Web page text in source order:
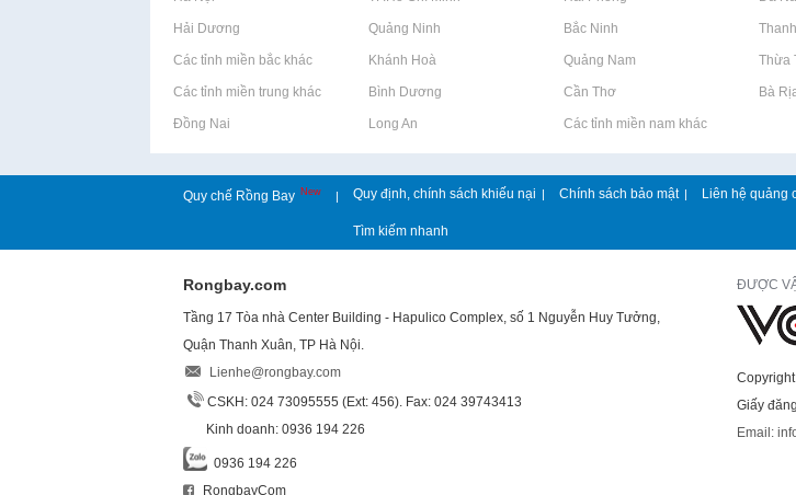
Rao vặt tại Hải Dương Rao vặt tại Quảng Ninh Rao vặt tại Bắc Ninh Rao vặt tại
Rao vặt tại Các tỉnh miền bắc khácRao vặt tại Khánh Hoà Rao vặt tại Quảng Nam Rao vặt tại
Rao vặt tại Các tỉnh miền trung khácRao vặt tại Bình Dương Rao vặt tại Cần Thơ Rao vặt tại Bà
Rao vặt tại Đồng Nai Rao vặt tại Long An Rao vặt tại Các tỉnh miền nam khác
Quy chế Rồng Bay New | Quy định, chính sách khiếu nại | Chính sách bảo mật | Liên hệ quảng
Tìm kiếm nhanh
Rongbay.com
Tầng 17 Tòa nhà Center Building - Hapulico Complex, số 1 Nguyễn Huy Tưởng,
Quận Thanh Xuân, TP Hà Nội.
Lienhe@rongbay.com
CSKH: 024 73095555 (Ext: 456). Fax: 024 39743413
Kinh doanh: 0936 194 226
0936 194 226
RongbayCom
ĐƯỢC
Giấy
Email: